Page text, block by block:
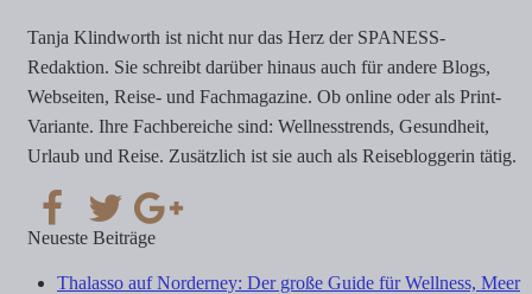
Tanja Klindworth ist nicht nur das Herz der SPANESS-
Redaktion. Sie schreibt darüber hinaus auch für andere Blogs,
Webseiten, Reise- und Fachmagazine. Ob online oder als Print-
Variante. Ihre Fachbereiche sind: Wellnesstrends, Gesundheit,
Urlaub und Reise. Zusätzlich ist sie auch als Reisebloggerin tätig.
Neueste Beiträge
Thalasso auf Norderney: Der große Guide für Wellness, Meer